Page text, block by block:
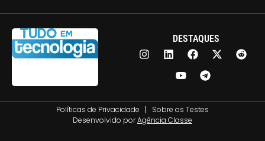
DESTAQUES
Políticas de Privacidade
Sobre os Testes
Desenvolvido porAgência Classe